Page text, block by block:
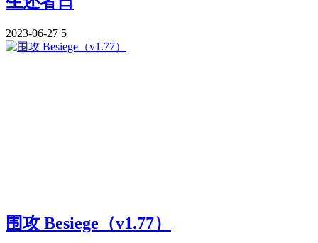
2023-06-27 5
围攻 Besiege（v1.77）